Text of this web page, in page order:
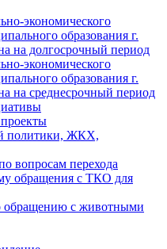
экономического
образования г.
на долгосрочный период
экономического
образования г.
на среднесрочный период
политики, ЖКХ,
вопросам перехода
обращения с ТКО для
с животными